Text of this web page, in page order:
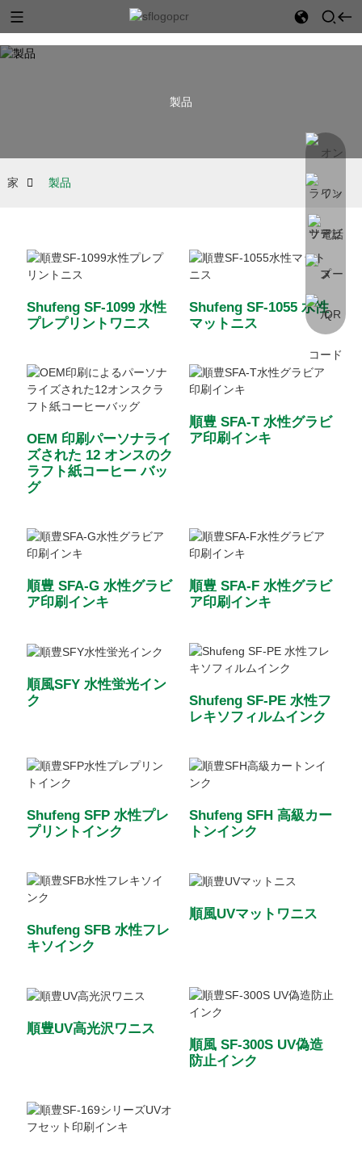
製品
家 製品
Shufeng SF-1099 水性
プレプリントワニス
Shufeng SF-1055 水性
マットニス
OEM 印刷パーソナライ
ズされた 12 オンスのク
ラフト紙コーヒー バッ
グ
順豊 SFA-T 水性グラビ
ア印刷インキ
順豊 SFA-G 水性グラビ
ア印刷インキ
順豊 SFA-F 水性グラビ
ア印刷インキ
順風SFY 水性蛍光イン
ク
Shufeng SF-PE 水性フ
レキソフィルムインク
Shufeng SFP 水性プレ
プリントインク
Shufeng SFH 高級カー
トンインク
Shufeng SFB 水性フレ
キソインク
順風UVマットワニス
順豊UV高光沢ワニス
順風 SF-300S UV偽造
防止インク